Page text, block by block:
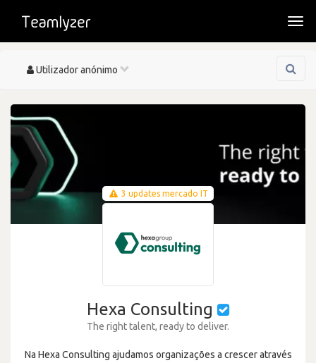
Toggle
Utilizador anónimo
3 updates mercado IT
Hexa Consulting
The right talent, ready to deliver.
Na Hexa Consulting ajudamos organizações a crescer através